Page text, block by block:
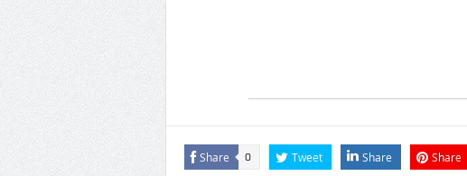
Share 0 Tweet Share Share